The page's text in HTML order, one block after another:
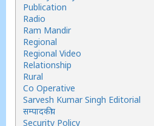
Publication
Radio
Ram Mandir
Regional
Regional Video
Relationship
Rural
Co Operative
Sarvesh Kumar Singh Editorial
सम्पादकीय
Security Policy